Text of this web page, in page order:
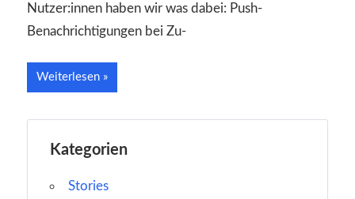
Nutzer:innen haben wir was dabei: Push-
Benachrichtigungen bei Zu-
Weiterlesen
Kategorien
Stories